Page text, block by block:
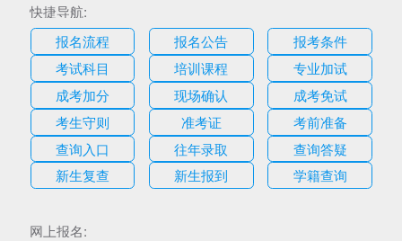
快捷导航:
报名流程
报名公告
报考条件
考试科目
培训课程
专业加试
成考加分
现场确认
成考免试
考生守则
准考证
考前准备
查询入口
往年录取
查询答疑
新生复查
新生报到 学籍查询
网上报名: